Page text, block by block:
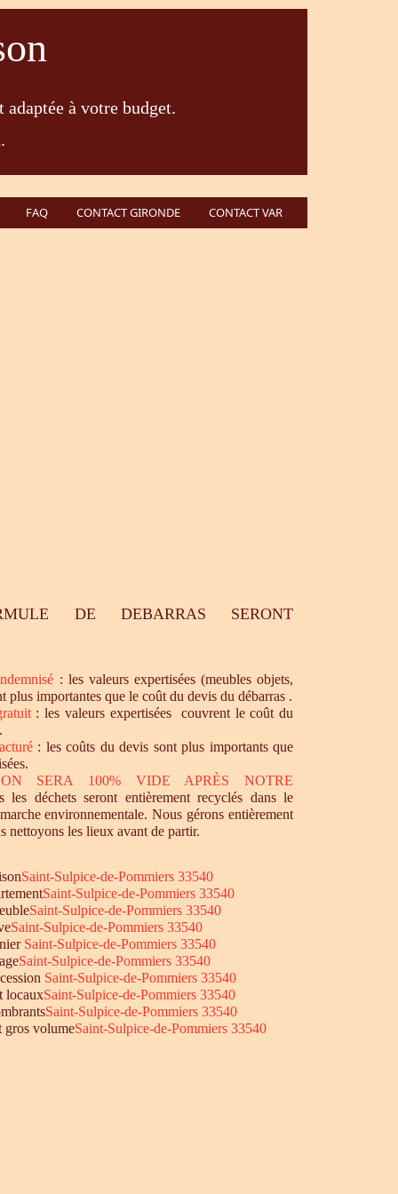
à votre budget.
FAQ CONTACT GIRONDE CONTACT VAR
DE DEBARRAS SERONT
: les valeurs expertisées (meubles objets,
plus importantes que le coût du devis du débarras .
: les valeurs expertisées couvrent le coût du
: les coûts du devis sont plus importants que
SERA 100% VIDE APRÈS NOTRE
les déchets seront entièrement recyclés dans le
environnementale. Nous gérons entièrement
nettoyons les lieux avant de partir.
Saint-Sulpice-de-Pommiers 33540
Saint-Sulpice-de-Pommiers 33540
Saint-Sulpice-de-Pommiers 33540
Saint-Sulpice-de-Pommiers 33540
Saint-Sulpice-de-Pommiers 33540
Saint-Sulpice-de-Pommiers 33540
Saint-Sulpice-de-Pommiers 33540
locauxSaint-Sulpice-de-Pommiers 33540
Saint-Sulpice-de-Pommiers 33540
gros volumeSaint-Sulpice-de-Pommiers 33540